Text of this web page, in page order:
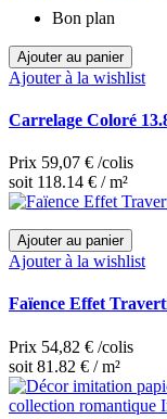
Bon plan
Ajouter au panier
Ajouter à la wishlist
Carrelage Coloré
Prix 59,07 € /colis
soit 118.14 € / m²
Ajouter au panier
Ajouter à la wishlist
Faïence Effet
Prix 54,82 € /colis
soit 81.82 € / m²